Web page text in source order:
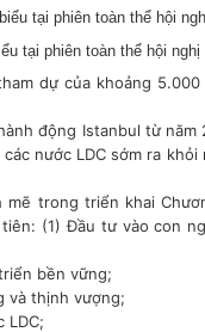
tại phiên toàn thể hội
dự của khoảng
động Istanbul từ
nước LDC sớm ra
trong triển khai
(1) Đầu tư vào con
bền vững;
và thịnh vượng;
LDC;